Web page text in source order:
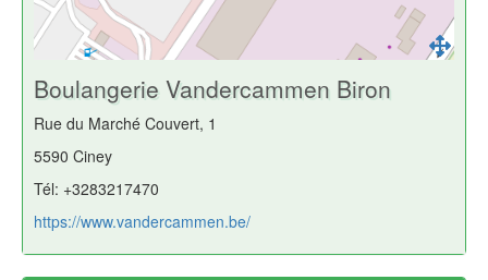
Boulangerie Vandercammen Biron
Rue du Marché Couvert, 1
5590 Ciney
Tél: +3283217470
https://www.vandercammen.be/